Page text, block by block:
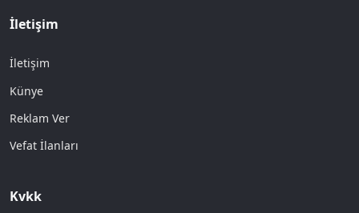
İletişim
İletişim
Künye
Reklam Ver
Vefat İlanları
Kvkk